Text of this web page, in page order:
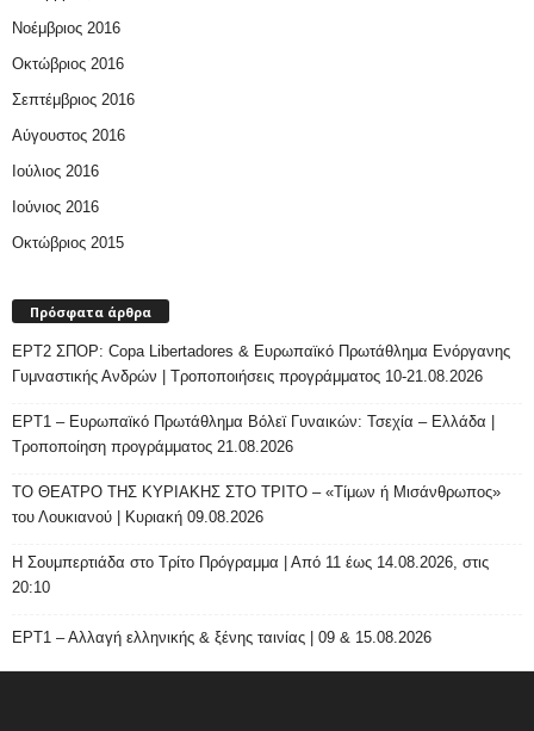
Νοέμβριος 2016
Οκτώβριος 2016
Σεπτέμβριος 2016
Αύγουστος 2016
Ιούλιος 2016
Ιούνιος 2016
Οκτώβριος 2015
Πρόσφατα άρθρα
ΕΡΤ2 ΣΠΟΡ: Copa Libertadores & Ευρωπαϊκό Πρωτάθλημα Ενόργανης
Γυμναστικής Ανδρών | Τροποποιήσεις προγράμματος 10-21.08.2026
ΕΡΤ1 – Ευρωπαϊκό Πρωτάθλημα Βόλεϊ Γυναικών: Τσεχία – Ελλάδα |
Τροποποίηση προγράμματος 21.08.2026
ΤΟ ΘΕΑΤΡΟ ΤΗΣ ΚΥΡΙΑΚΗΣ ΣΤΟ ΤΡΙΤΟ – «Τίμων ή Μισάνθρωπος»
του Λουκιανού | Κυριακή 09.08.2026
H Σουμπερτιάδα στο Τρίτο Πρόγραμμα | Από 11 έως 14.08.2026, στις
20:10
ΕΡΤ1 – Αλλαγή ελληνικής & ξένης ταινίας | 09 & 15.08.2026